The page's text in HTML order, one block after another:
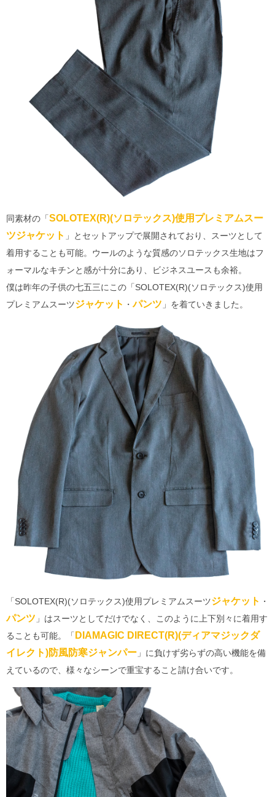
同素材の「SOLOTEX(R)(ソロテックス)使用プレミアムスー
ツジャケット 」とセットアップで展開されており、スーツとして
着用することも可能。ウールのような質感のソロテックス生地はフ
ォーマルなキチンと感が十分にあり、ビジネスユースも余裕。
僕は昨年の子供の七五三にこの「SOLOTEX(R)(ソロテックス)使用
プレミアムスーツジャケット ・パンツ 」を着ていきました。
「SOLOTEX(R)(ソロテックス)使用プレミアムスーツジャケット ・
パンツ 」はスーツとしてだけでなく、このように上下別々に着用す
ることも可能。「 DIAMAGIC DIRECT(R)(ディアマジックダ
イレクト)防風防寒ジャンパー 」に負けず劣らずの高い機能を備
えているので、様々なシーンで重宝すること請け合いです。